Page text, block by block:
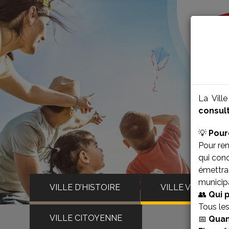
La
💡
Pour
qui
👥 Qui
Tous
📅
VILLE D’HISTOIRE VILLE VIVANTE
VILLE CITOYENNE